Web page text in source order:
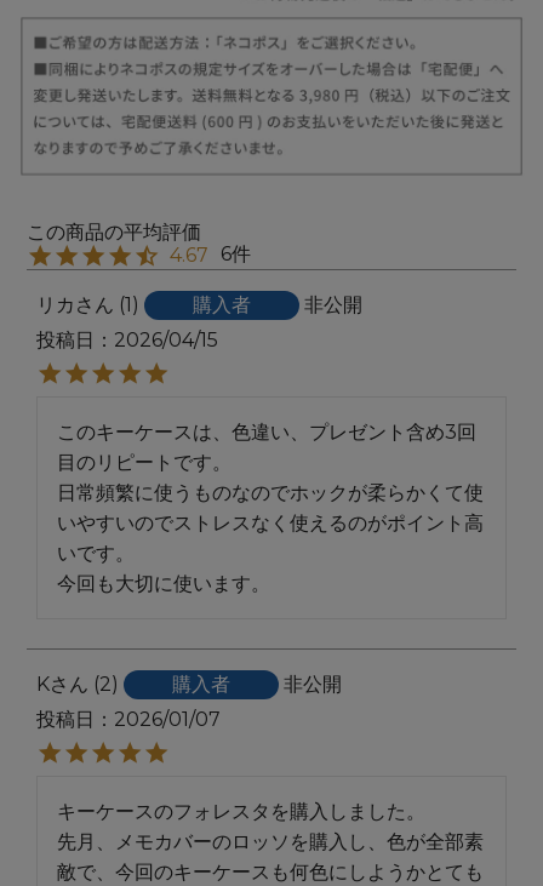
4.67 6
リカ 1 購入者
非公開
投稿日
2026/04/15
このキーケースは、色違い、プレゼント含め3回
目のリピートです。
日常頻繁に使うものなのでホックが柔らかくて使
いやすいのでストレスなく使えるのがポイント高
いです。
今回も大切に使います。
K 2 購入者
非公開
投稿日
2026/01/07
キーケースのフォレスタを購入しました。
先月、メモカバーのロッソを購入し、色が全部素
敵で、今回のキーケースも何色にしようかとても